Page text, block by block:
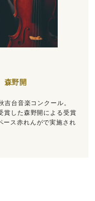
森野開
台音楽コンクール。
賞した森野開による受賞
ース赤れんがで実施され